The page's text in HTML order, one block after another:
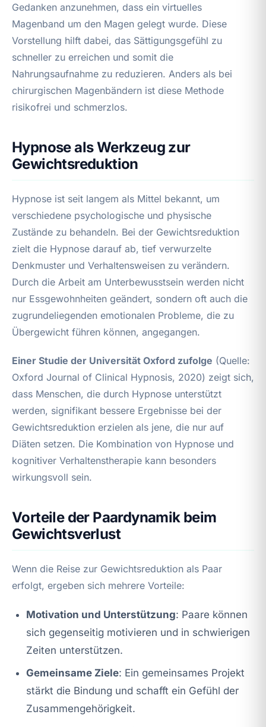
Gedanken anzunehmen, dass ein virtuelles
Magenband um den Magen gelegt wurde. Diese
Vorstellung hilft dabei, das Sättigungsgefühl zu
schneller zu erreichen und somit die
Nahrungsaufnahme zu reduzieren. Anders als bei
chirurgischen Magenbändern ist diese Methode
risikofrei und schmerzlos.
Hypnose als Werkzeug zur
Gewichtsreduktion
Hypnose ist seit langem als Mittel bekannt, um
verschiedene psychologische und physische
Zustände zu behandeln. Bei der Gewichtsreduktion
zielt die Hypnose darauf ab, tief verwurzelte
Denkmuster und Verhaltensweisen zu verändern.
Durch die Arbeit am Unterbewusstsein werden nicht
nur Essgewohnheiten geändert, sondern oft auch die
zugrundeliegenden emotionalen Probleme, die zu
Übergewicht führen können, angegangen.
Einer Studie der Universität Oxford zufolge (Quelle:
Oxford Journal of Clinical Hypnosis, 2020) zeigt sich,
dass Menschen, die durch Hypnose unterstützt
werden, signifikant bessere Ergebnisse bei der
Gewichtsreduktion erzielen als jene, die nur auf
Diäten setzen. Die Kombination von Hypnose und
kognitiver Verhaltenstherapie kann besonders
wirkungsvoll sein.
Vorteile der Paardynamik beim
Gewichtsverlust
Wenn die Reise zur Gewichtsreduktion als Paar
erfolgt, ergeben sich mehrere Vorteile:
Motivation und Unterstützung: Paare können
sich gegenseitig motivieren und in schwierigen
Zeiten unterstützen.
Gemeinsame Ziele: Ein gemeinsames Projekt
stärkt die Bindung und schafft ein Gefühl der
Zusammengehörigkeit.